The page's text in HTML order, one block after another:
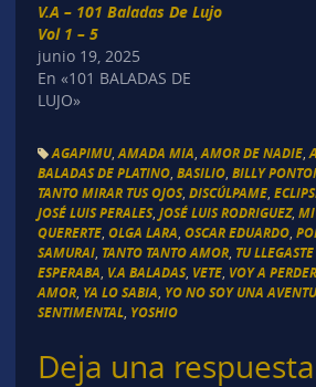
V.A – 101 Baladas De Lujo
Vol 1 – 5
junio 19, 2025
En «101 BALADAS DE
LUJO»
AGAPIMU, AMADA MIA AMOR DE NADIE,
BALADAS DE PLATINO, BASILIO, BILLY
TANTO MIRAR TUS OJOS, DISCÚLPAME,
JOSÉ LUIS PERALES, JOSÉ LUIS RODRIGUEZ, MI
QUERERTE, OLGA LARA OSCAR EDUARDO,
SAMURAI, TANTO TANTO AMOR, TU
ESPERABA V.A BALADAS, VETE, VOY A
AMOR, YA LO SABIA YO NO SOY UNA
SENTIMENTAL, YOSHIO
Deja una respuesta